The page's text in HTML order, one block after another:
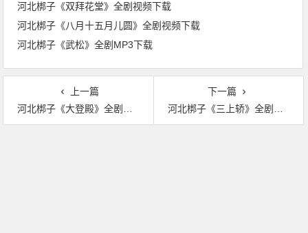
河北梆子《双拜花堂》全剧视频下载
河北梆子《八月十五月儿圆》全剧视频下载
河北梆子《武松》全剧MP3下载
上一篇
河北梆子《大登殿》全剧MP3下载
下一篇
河北梆子《三上轿》全剧MP3下载